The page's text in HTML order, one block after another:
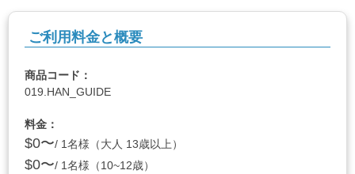
ご利用料金と概要
商品コード：
019.HAN_GUIDE
料金：
$0〜/ 1名様（大人 13歳以上）
$0〜/ 1名様（10~12歳）